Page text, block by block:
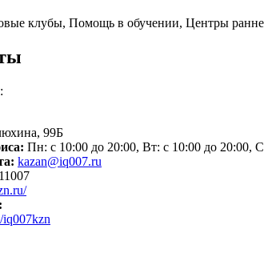
клубы, Помощь в обучении, Центры
99Б
Пн: с 10:00 до 20:00, Вт: с 10:00 до 20:00,
kazan@iq007.ru
iq007kzn